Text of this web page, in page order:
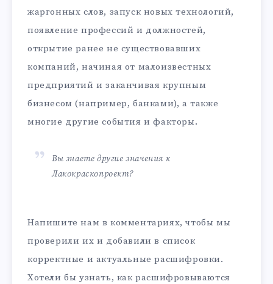
жаргонных слов, запуск новых технологий,
появление профессий и должностей,
открытие ранее не существовавших
компаний, начиная от малоизвестных
предприятий и заканчивая крупным
бизнесом (например, банками), а также
многие другие события и факторы.
Вы знаете другие значения к
Лакокраскопроект?
Напишите нам в комментариях, чтобы мы
проверили их и добавили в список
корректные и актуальные расшифровки.
Хотели бы узнать, как расшифровываются